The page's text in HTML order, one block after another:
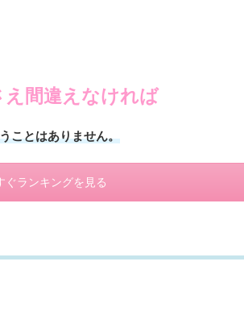
間違えなければ
ことはありません。
ぐランキングを見る